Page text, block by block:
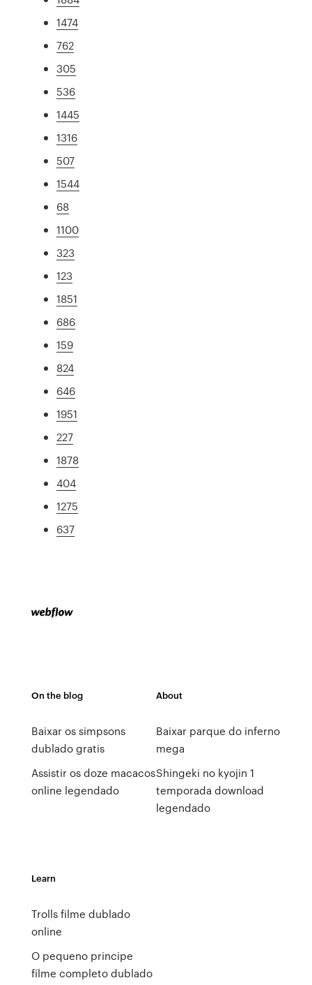
1474
762
305
536
1445
1316
507
1544
68
1100
323
123
1851
686
159
824
646
1951
227
1878
404
1275
637
On the blog
Baixar os simpsons
dublado gratis
Assistir os doze macacos
online legendado
About
Baixar parque do inferno
mega
Shingeki no kyojin 1
temporada download
legendado
Learn
Trolls filme dublado
online
O pequeno principe
filme completo dublado